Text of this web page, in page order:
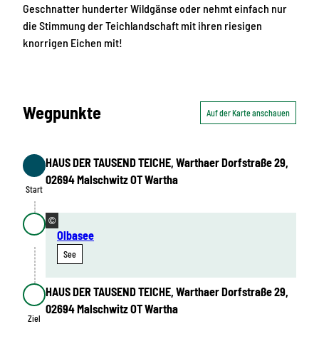
Geschnatter hunderter Wildgänse oder nehmt einfach nur
die Stimmung der Teichlandschaft mit ihren riesigen
knorrigen Eichen mit!
Wegpunkte Auf der Karte anschauen
Start
Start
HAUS DER TAUSEND TEICHE, Warthaer Dorfstraße 29,
02694 Malschwitz OT Wartha
©
Olbasee
See
Ziel
Ziel
HAUS DER TAUSEND TEICHE, Warthaer Dorfstraße 29,
02694 Malschwitz OT Wartha